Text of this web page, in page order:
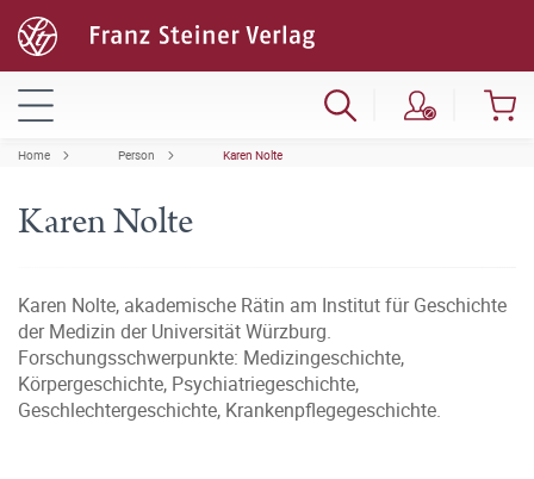
Home Person Karen Nolte
Karen Nolte
Karen Nolte, akademische Rätin am Institut für Geschichte
der Medizin der Universität Würzburg.
Forschungsschwerpunkte: Medizingeschichte,
Körpergeschichte, Psychiatriegeschichte,
Geschlechtergeschichte, Krankenpflegegeschichte.